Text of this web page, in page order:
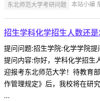
东北师范大学考研问题 本站小编
招生学科化学招生人数还
提问问题:招生学院:化学学院
提问内容:你好，学科化学招生
迎报考东北师范大学！待教育
作管理规定》后，我校将在研
...